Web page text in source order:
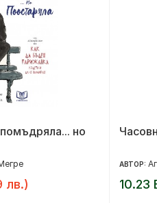
но
лв.)
АВТОР:
10.23